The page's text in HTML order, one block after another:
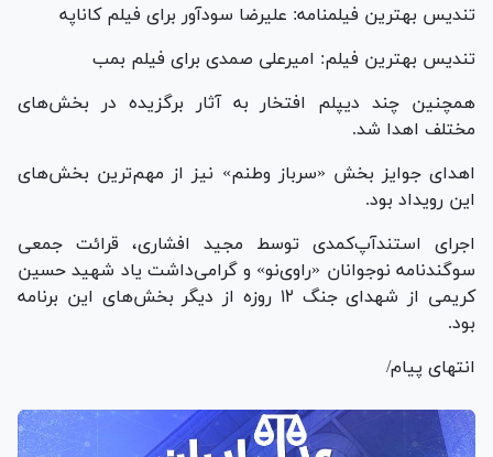
تندیس بهترین فیلمنامه: علیرضا سودآور برای فیلم کاناپه
تندیس بهترین فیلم: امیرعلی صمدی برای فیلم بمب
همچنین چند دیپلم افتخار به آثار برگزیده در بخش‌های
مختلف اهدا شد.
اهدای جوایز بخش «سرباز وطنم» نیز از مهم‌ترین بخش‌های
این رویداد بود.
اجرای استندآپ‌کمدی توسط مجید افشاری، قرائت جمعی
سوگندنامه نوجوانان «راوی‌نو» و گرامی‌داشت یاد شهید حسین
کریمی از شهدای جنگ ۱۲ روزه از دیگر بخش‌های این برنامه
بود.
انتهای پیام/